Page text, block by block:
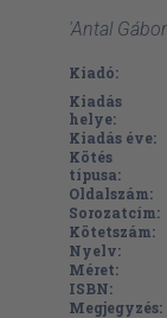
'Antal
Kiadó:
Kiadás
helye:
Kiadás éve:
Kötés
típusa:
Oldalszám:
Sorozatcím:
Kötetszám:
Nyelv:
Méret:
ISBN:
Megjegyzés: